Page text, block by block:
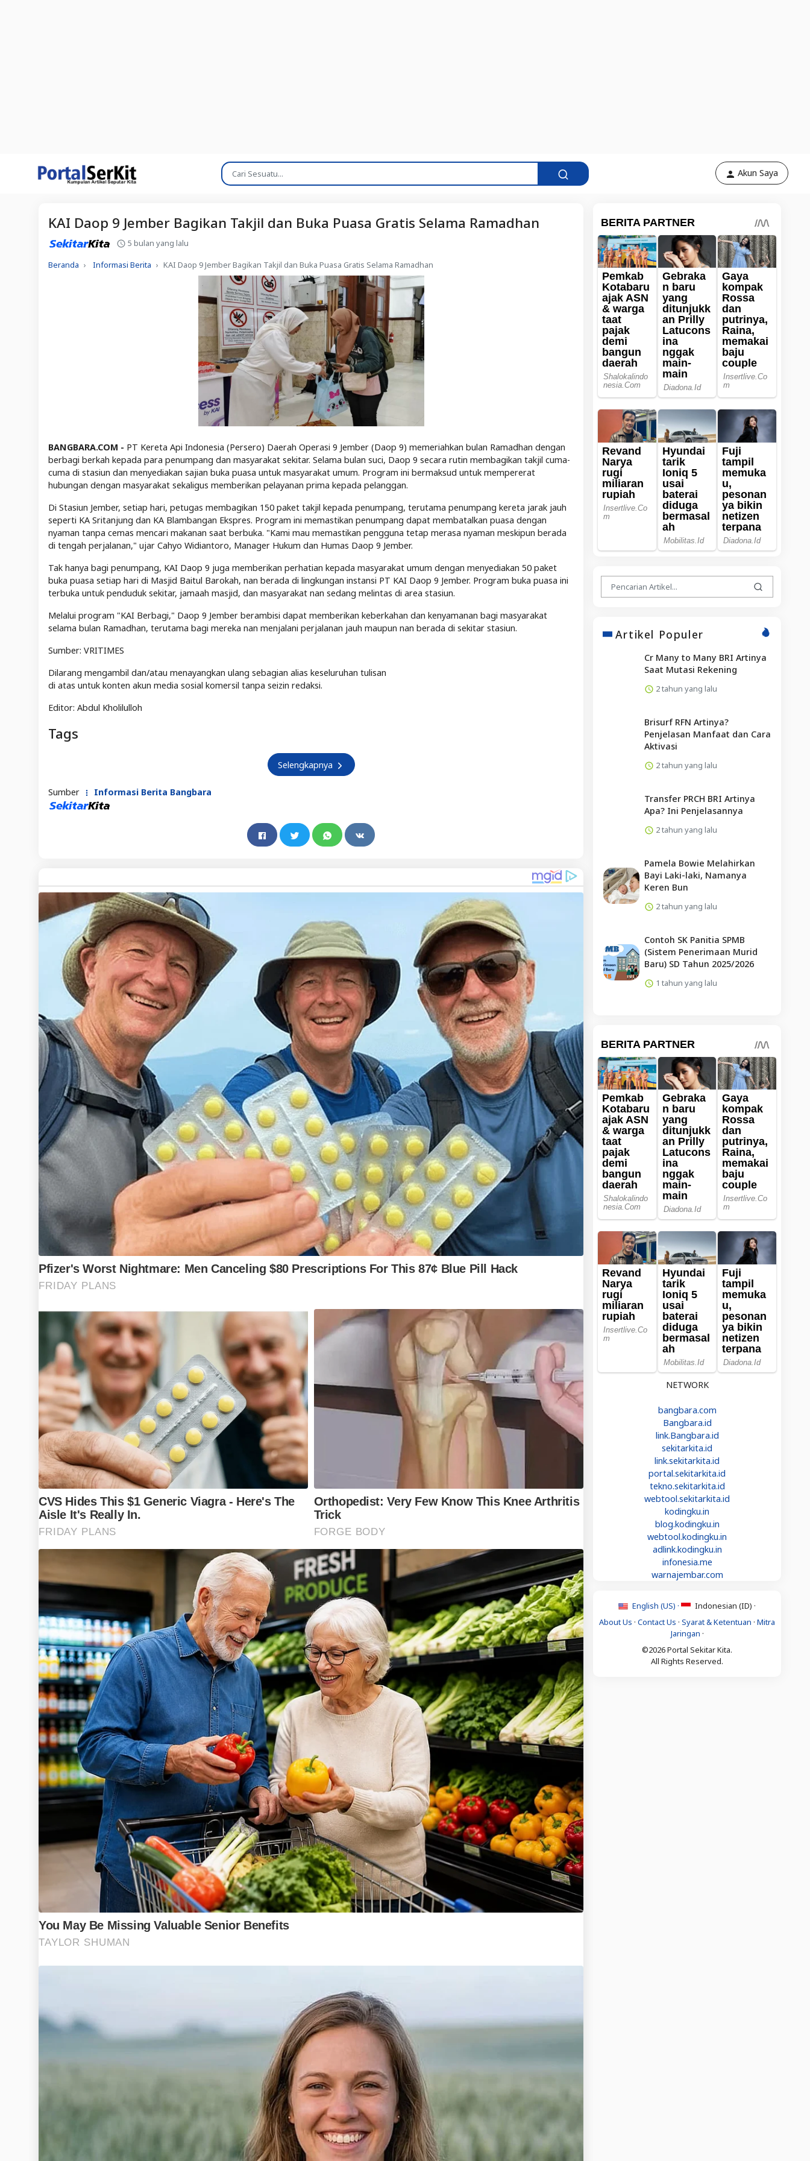
Akun Saya
KAI Daop 9 Jember Bagikan Takjil dan Buka Puasa Gratis Selama Ramadhan
5 bulan yang lalu
Beranda Informasi Berita KAI Daop 9 Jember Bagikan Takjil dan Buka Puasa Gratis Selama Ramadhan
BANGBARA.COM - PT Kereta Api Indonesia (Persero) Daerah Operasi 9 Jember (Daop 9) memeriahkan bulan Ramadhan dengan
berbagi berkah kepada para penumpang dan masyarakat sekitar. Selama bulan suci, Daop 9 secara rutin membagikan takjil cuma-
cuma di stasiun dan menyediakan sajian buka puasa untuk masyarakat umum. Program ini bermaksud untuk mempererat
hubungan dengan masyarakat sekaligus memberikan pelayanan prima kepada pelanggan.
Di Stasiun Jember, setiap hari, petugas membagikan 150 paket takjil kepada penumpang, terutama penumpang kereta jarak jauh
seperti KA Sritanjung dan KA Blambangan Ekspres. Program ini memastikan penumpang dapat membatalkan puasa dengan
nyaman tanpa cemas mencari makanan saat berbuka. "Kami mau memastikan pengguna tetap merasa nyaman meskipun berada
di tengah perjalanan," ujar Cahyo Widiantoro, Manager Hukum dan Humas Daop 9 Jember.
Tak hanya bagi penumpang, KAI Daop 9 juga memberikan perhatian kepada masyarakat umum dengan menyediakan 50 paket
buka puasa setiap hari di Masjid Baitul Barokah, nan berada di lingkungan instansi PT KAI Daop 9 Jember. Program buka puasa ini
terbuka untuk penduduk sekitar, jamaah masjid, dan masyarakat nan sedang melintas di area stasiun.
Melalui program "KAI Berbagi," Daop 9 Jember berambisi dapat memberikan keberkahan dan kenyamanan bagi masyarakat
selama bulan Ramadhan, terutama bagi mereka nan menjalani perjalanan jauh maupun nan berada di sekitar stasiun.
Sumber: VRITIMES
Dilarang mengambil dan/atau menayangkan ulang sebagian alias keseluruhan tulisan
di atas untuk konten akun media sosial komersil tanpa seizin redaksi.
Editor: Abdul Kholilulloh
Tags
Selengkapnya
Sumber Informasi Berita Bangbara
Artikel Populer
Cr Many to Many BRI Artinya
Saat Mutasi Rekening
2 tahun yang lalu
Brisurf RFN Artinya?
Penjelasan Manfaat dan Cara
Aktivasi
2 tahun yang lalu
Transfer PRCH BRI Artinya
Apa? Ini Penjelasannya
2 tahun yang lalu
Pamela Bowie Melahirkan
Bayi Laki-laki, Namanya
Keren Bun
2 tahun yang lalu
Contoh SK Panitia SPMB
(Sistem Penerimaan Murid
Baru) SD Tahun 2025/2026
1 tahun yang lalu
NETWORK
bangbara.com
Bangbara.id
link.Bangbara.id
sekitarkita.id
link.sekitarkita.id
portal.sekitarkita.id
tekno.sekitarkita.id
webtool.sekitarkita.id
kodingku.in
blog.kodingku.in
webtool.kodingku.in
adlink.kodingku.in
infonesia.me
warnajembar.com
English (US) ·
Indonesian (ID) ·
About Us · Contact Us · Syarat & Ketentuan · Mitra
Jaringan ·
©2026 Portal Sekitar Kita.
All Rights Reserved.